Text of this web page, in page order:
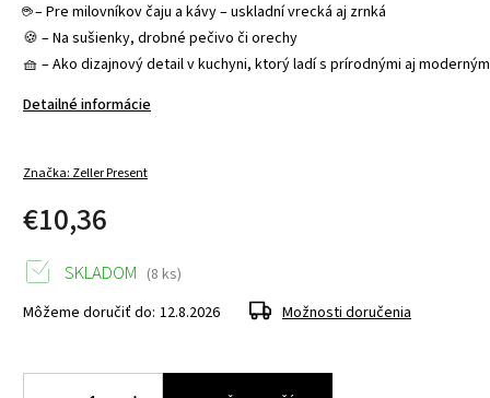
☕ – Pre milovníkov čaju a kávy – uskladní vrecká aj zrnká
🍪 – Na sušienky, drobné pečivo či orechy
🧺 – Ako dizajnový detail v kuchyni, ktorý ladí s prírodnými aj
Detailné informácie
Značka: Zeller Present
€10,36
SKLADOM (8 ks)
Môžeme doručiť do: 12.8.2026 Možnosti doručenia